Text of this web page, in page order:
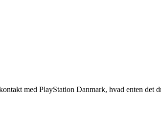
med PlayStation Danmark, hvad enten det